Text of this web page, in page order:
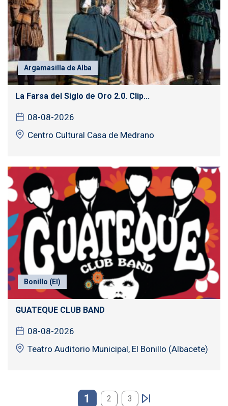
Argamasilla de Alba
La Farsa del Siglo de Oro 2.0. Clip...
08-08-2026
Centro Cultural Casa de Medrano
Bonillo (El)
GUATEQUE CLUB BAND
08-08-2026
Teatro Auditorio Municipal, El Bonillo (Albacete)
1 2 3